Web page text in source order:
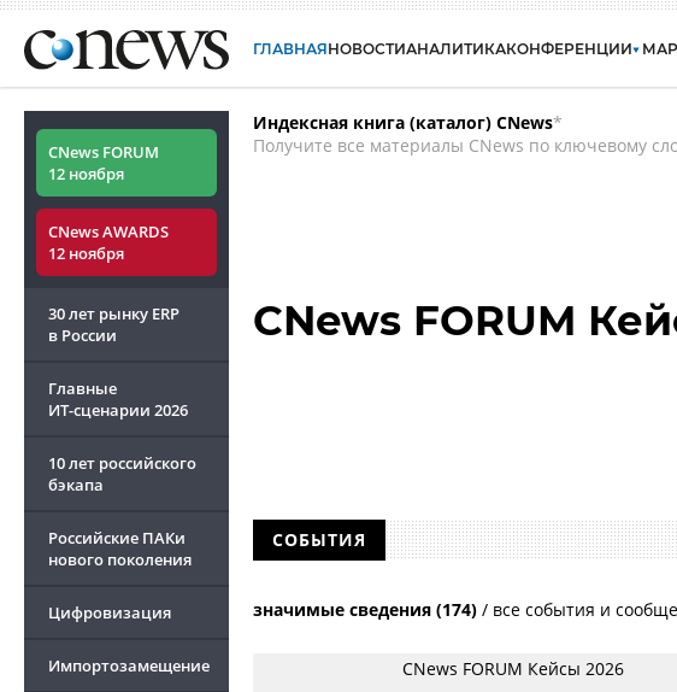
ГЛАВНАЯНОВОСТИАНАЛИТИКАКОНФЕРЕНЦИИ
CNews FORUM
12 ноября
CNews AWARDS
12 ноября
30 лет рынку ERP
в России
Главные
ИТ-сценарии 2026
10 лет российского
бэкапа
Российские ПАКи
нового поколения
Цифровизация
Импортозамещение
Индексная книга (каталог) CNews*
Получите все материалы CNews по ключевому
CNews FORUM
СОБЫТИЯ
значимые сведения (174) / все события и
CNews FORUM Кейсы 2026